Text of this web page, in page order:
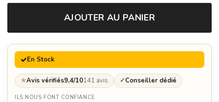
AJOUTER AU PANIER
En Stock
★Avis vérifiés9,4/10141 avis ✓Conseiller dédié
ILS NOUS FONT CONFIANCE